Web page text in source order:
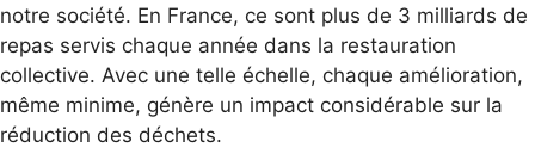
notre société. En France, ce sont plus de 3 milliards de
repas servis chaque année dans la restauration
collective. Avec une telle échelle, chaque amélioration,
même minime, génère un impact considérable sur la
réduction des déchets.